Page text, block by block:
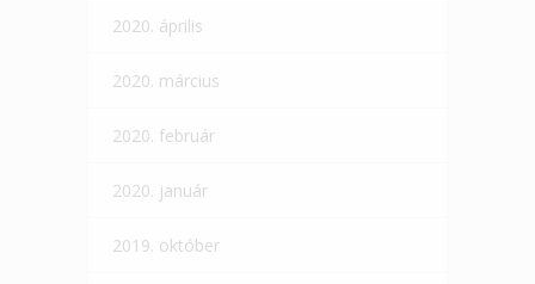
2020. április
2020. március
2020. február
2020. január
2019. október